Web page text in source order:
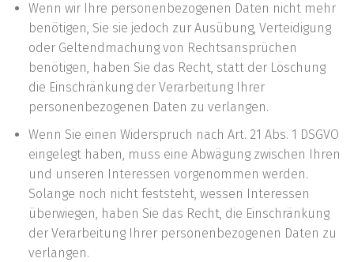
Wenn wir Ihre personenbezogenen Daten nicht mehr
benötigen, Sie sie jedoch zur Ausübung, Verteidigung
oder Geltendmachung von Rechtsansprüchen
benötigen, haben Sie das Recht, statt der Löschung
die Einschränkung der Verarbeitung Ihrer
personenbezogenen Daten zu verlangen.
Wenn Sie einen Widerspruch nach Art. 21 Abs. 1 DSGVO
eingelegt haben, muss eine Abwägung zwischen Ihren
und unseren Interessen vorgenommen werden.
Solange noch nicht feststeht, wessen Interessen
überwiegen, haben Sie das Recht, die Einschränkung
der Verarbeitung Ihrer personenbezogenen Daten zu
verlangen.